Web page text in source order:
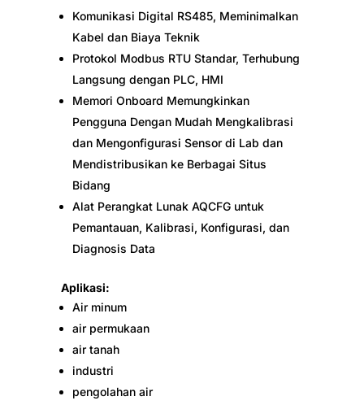
Komunikasi Digital RS485, Meminimalkan
Kabel dan Biaya Teknik
Protokol Modbus RTU Standar, Terhubung
Langsung dengan PLC, HMI
Memori Onboard Memungkinkan
Pengguna Dengan Mudah Mengkalibrasi
dan Mengonfigurasi Sensor di Lab dan
Mendistribusikan ke Berbagai Situs
Bidang
Alat Perangkat Lunak AQCFG untuk
Pemantauan, Kalibrasi, Konfigurasi, dan
Diagnosis Data
Aplikasi:
Air minum
air permukaan
air tanah
industri
pengolahan air